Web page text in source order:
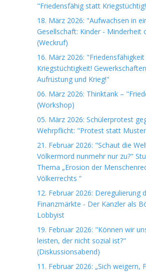
"Friedensfähig statt
18. März 2026: "Aufwachsen in
Gesellschaft: Kinder - Minderheit
(Weckruf)
16. März 2026:
Kriegstüchtigkeit!
Aufrüstung und Krieg!"
06. März 2026: Thinktank –
(Workshop)
05. März 2026: Schülerprotest
Wehrpflicht: "Protest statt
21. Februar 2026: "Schaut die
Völkermord nunmehr nur zu?"
Thema „Erosion der
Völkerrechts “
12. Februar 2026: Deregulierung
Finanzmärkte - Der Kanzler als
Lobbyist
19. Februar 2026: "Können wir
leisten, der nicht sozial ist?"
(Diskussionsabend)
11. Februar 2026: „Sich weigern,